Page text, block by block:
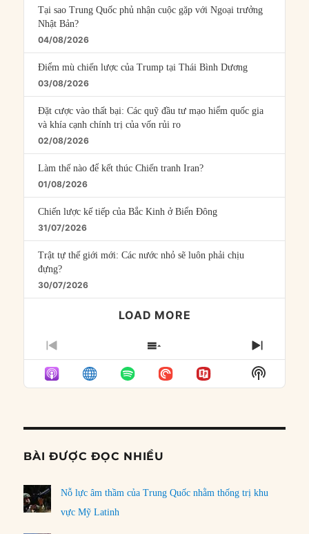
Tại sao Trung Quốc phủ nhận cuộc gặp với Ngoại trưởng
Nhật Bản?
04/08/2026
Điểm mù chiến lược của Trump tại Thái Bình Dương
03/08/2026
Đặt cược vào thất bại: Các quỹ đầu tư mạo hiểm quốc gia
và khía cạnh chính trị của vốn rủi ro
02/08/2026
Làm thế nào để kết thúc Chiến tranh Iran?
01/08/2026
Chiến lược kế tiếp của Bắc Kinh ở Biển Đông
31/07/2026
Trật tự thế giới mới: Các nước nhỏ sẽ luôn phải chịu
đựng?
30/07/2026
LOAD MORE
PREVIOUS
EPISODE
SHOW
EPISODES
LIST
NEXT
Show
Podcast
BÀI ĐƯỢC ĐỌC NHIỀU
Nỗ lực âm thầm của Trung Quốc nhằm thống trị khu
vực Mỹ Latinh